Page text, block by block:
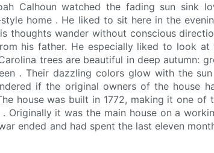
Calhoun watched the fading sun sink
home . He liked to sit here in the
thoughts wander without conscious
his father. He especially liked to look at
trees are beautiful in deep autumn:
. Their dazzling colors glow with the
if the original owners of the house
house was built in 1772, making it one of
Originally it was the main house on a
ended and had spent the last eleven